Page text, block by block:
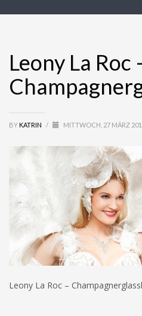
Leony La Roc
BY KATRIN / MITTWOCH, 27 MÄRZ
Leony La Roc –